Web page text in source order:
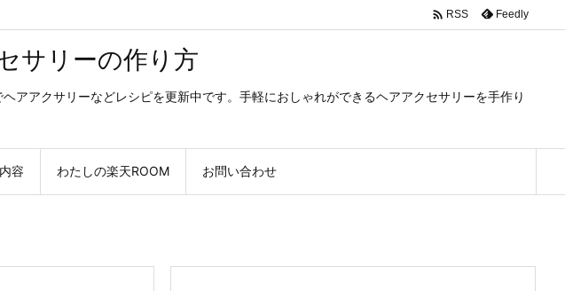
サリーの作り方
アクサリーなどレシピを更新中です。手軽におしゃれができるヘアアクセサリーを手作り
容 わたしの楽天ROOM お問い合わせ
 RSS Feedly